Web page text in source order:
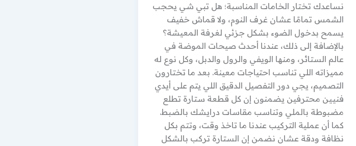
نساعدك تختار الخامات المناسبة؛ هل تبي شي يحجب
الشمس تمامًا عشان غرف النوم، ولا قماش خفيف
يسمح بدخول الضوء بشكل جزئي لغرفة المعيشة؟
بالإضافة إلى ذلك، عندنا أحدث صيحات الموضة في
عالم الستائر، ومنها الويفي والرول والدبل، وكل نوع له
مميزاته اللي تناسب احتياجات معينة. بعد ما تختارون
التصميم، يجي دور التفصيل الدقيق اللي يتم على أيدي
فنيين محترفين يضمنون إن كل قطعة ستارة تطلع
مضبوطة بالملي وتناسب مقاسات درايشك بالضبط.
كما أن عملية التركيب عندنا ما تاخذ وقت، وتتم بكل
نظافة ودقة عشان نضمن إن الستارة تركب بالشكل